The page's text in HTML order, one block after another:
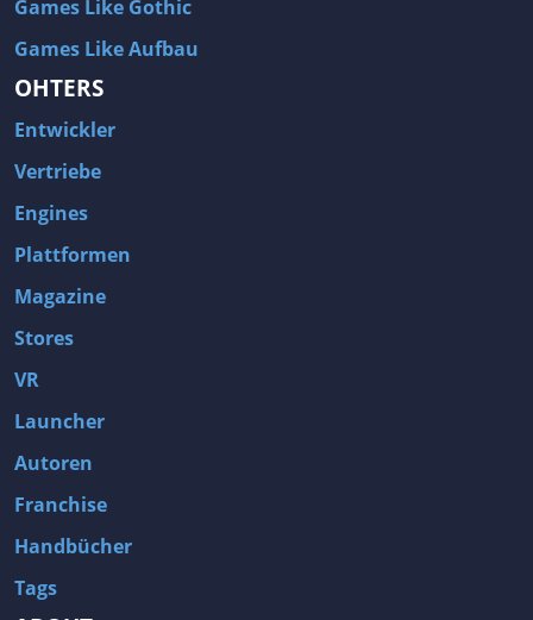
Games Like Gothic
Games Like Aufbau
OHTERS
Entwickler
Vertriebe
Engines
Plattformen
Magazine
Stores
VR
Launcher
Autoren
Franchise
Handbücher
Tags